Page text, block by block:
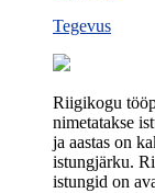
Tegevus
Riigikogu
nimetatakse
ja aastas on
istungjärku.
istungid on